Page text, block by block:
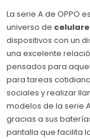
La serie A de OPPO
universo de
dispositivos con un
una excelente
pensados para
para tareas
sociales y realizar
modelos de la serie
gracias a sus
pantalla que facilita